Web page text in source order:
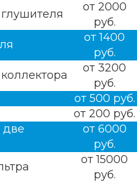
от 2000
руб.
от 1400
руб.
от 3200
руб.
от 500 руб.
от 200 руб.
две
от 6000
руб.
от 15000
руб.